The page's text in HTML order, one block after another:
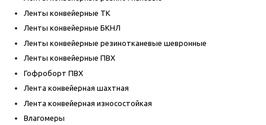
Ленты конвейерные ТК
Ленты конвейерные БКНЛ
Ленты конвейерные резинотканевые шевронные
Ленты конвейерные ПВХ
Гофроборт ПВХ
Лента конвейерная шахтная
Лента конвейерная износостойкая
Влагомеры